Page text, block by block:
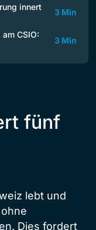
innert
3 Min
CSIO:
3 Min
fünf
lebt und
Dies fordert